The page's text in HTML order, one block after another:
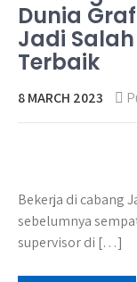
Dunia
Jadi
Terbaik
8 MARCH 2023
Bekerja di cabang
sebelumnya
supervisor di […]